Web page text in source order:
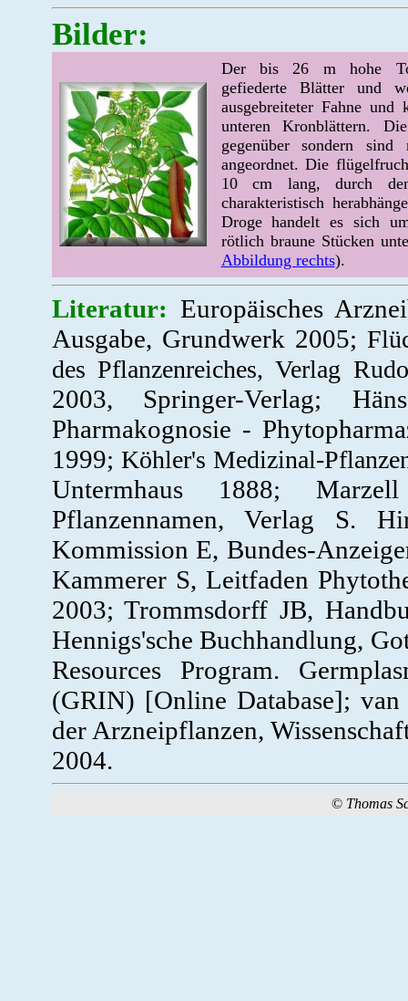
Bilder:
Der bis 26 m hohe
gefiederte Blätter und
ausgebreiteter Fahne
unteren Kronblättern.
gegenüber sondern
angeordnet. Die
10 cm lang, durch
charakteristisch
Droge handelt es sich
rötlich braune Stücken
Abbildung rechts).
Literatur: Europäisches
Ausgabe, Grundwerk 2005;
des Pflanzenreiches, Verlag
2003, Springer-Verlag;
Pharmakognosie -
1999; Köhler's Medizinal-
Untermhaus 1888;
Pflanzennamen, Verlag S.
Kommission E, Bundes-
Kammerer S, Leitfaden
2003; Trommsdorff JB,
Hennigs'sche Buchhandlung,
Resources Program.
(GRIN) [Online Database];
der Arzneipflanzen,
2004.
© Thomas